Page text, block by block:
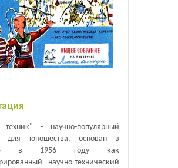
- научно-популярный
для юношества, основан в
в 1956 году как
научно-технический